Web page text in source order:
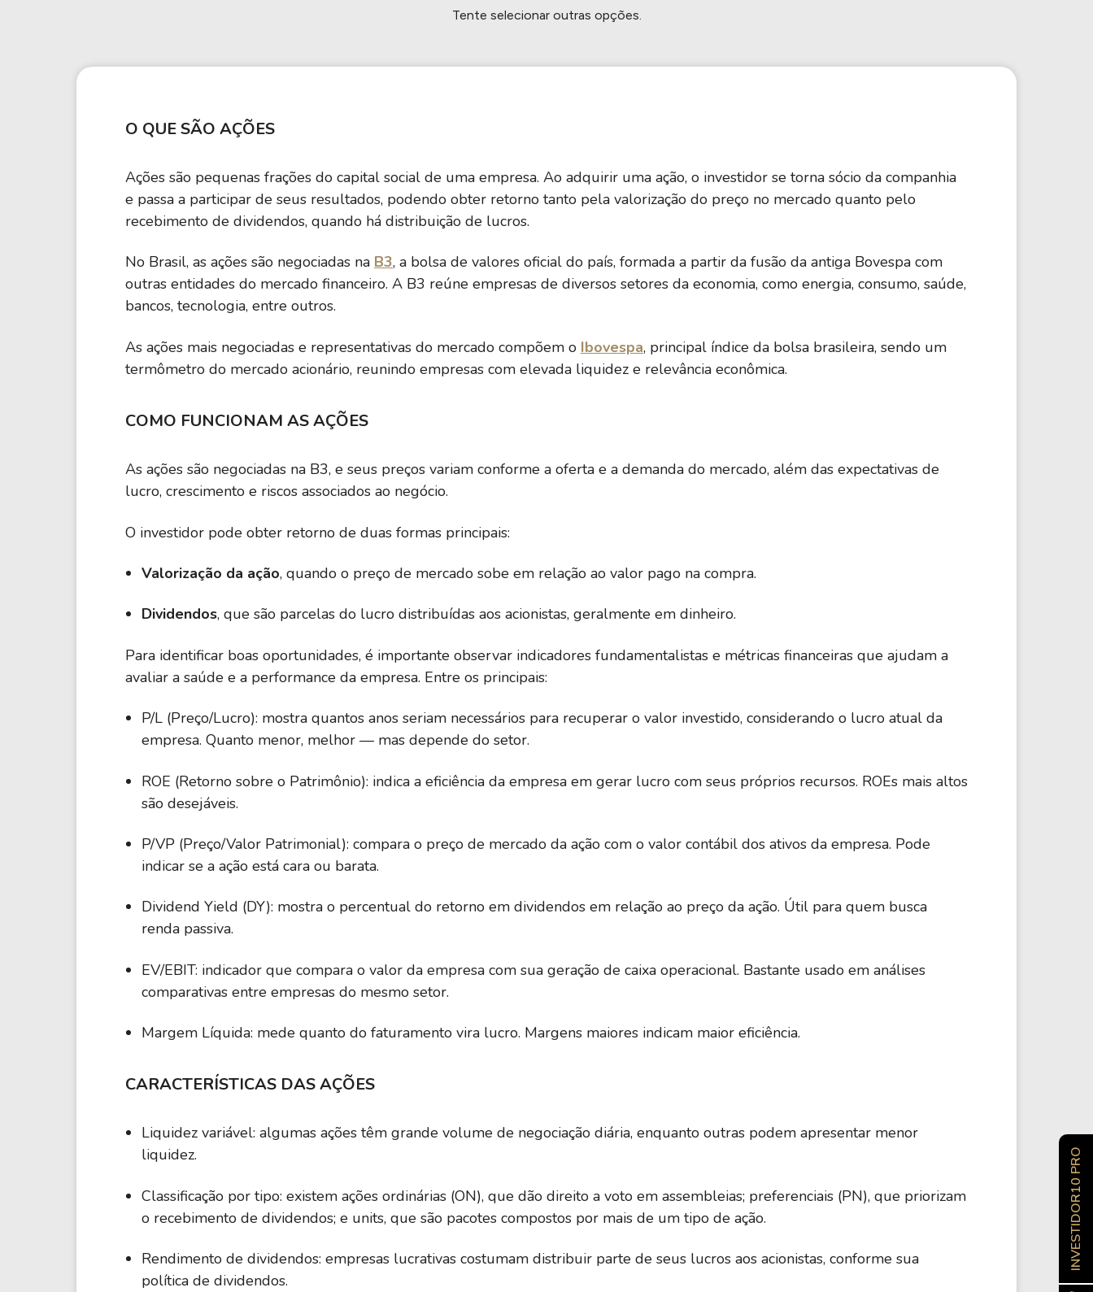
Tente selecionar outras opções.
O QUE SÃO AÇÕES
Ações são pequenas frações do capital social de uma empresa. Ao adquirir uma ação, o investidor se torna sócio da companhia
e passa a participar de seus resultados, podendo obter retorno tanto pela valorização do preço no mercado quanto pelo
recebimento de dividendos, quando há distribuição de lucros.
No Brasil, as ações são negociadas na B3, a bolsa de valores oficial do país, formada a partir da fusão da antiga Bovespa com
outras entidades do mercado financeiro. A B3 reúne empresas de diversos setores da economia, como energia, consumo, saúde,
bancos, tecnologia, entre outros.
As ações mais negociadas e representativas do mercado compõem o Ibovespa, principal índice da bolsa brasileira, sendo um
termômetro do mercado acionário, reunindo empresas com elevada liquidez e relevância econômica.
COMO FUNCIONAM AS AÇÕES
As ações são negociadas na B3, e seus preços variam conforme a oferta e a demanda do mercado, além das expectativas de
lucro, crescimento e riscos associados ao negócio.
O investidor pode obter retorno de duas formas principais:
Valorização da ação, quando o preço de mercado sobe em relação ao valor pago na compra.
Dividendos, que são parcelas do lucro distribuídas aos acionistas, geralmente em dinheiro.
Para identificar boas oportunidades, é importante observar indicadores fundamentalistas e métricas financeiras que ajudam a
avaliar a saúde e a performance da empresa. Entre os principais:
P/L (Preço/Lucro): mostra quantos anos seriam necessários para recuperar o valor investido, considerando o lucro atual da
empresa. Quanto menor, melhor — mas depende do setor.
ROE (Retorno sobre o Patrimônio): indica a eficiência da empresa em gerar lucro com seus próprios recursos. ROEs mais altos
são desejáveis.
P/VP (Preço/Valor Patrimonial): compara o preço de mercado da ação com o valor contábil dos ativos da empresa. Pode
indicar se a ação está cara ou barata.
Dividend Yield (DY): mostra o percentual do retorno em dividendos em relação ao preço da ação. Útil para quem busca
renda passiva.
EV/EBIT: indicador que compara o valor da empresa com sua geração de caixa operacional. Bastante usado em análises
comparativas entre empresas do mesmo setor.
Margem Líquida: mede quanto do faturamento vira lucro. Margens maiores indicam maior eficiência.
CARACTERÍSTICAS DAS AÇÕES
Liquidez variável: algumas ações têm grande volume de negociação diária, enquanto outras podem apresentar menor
liquidez.
Classificação por tipo: existem ações ordinárias (ON), que dão direito a voto em assembleias; preferenciais (PN), que priorizam
o recebimento de dividendos; e units, que são pacotes compostos por mais de um tipo de ação.
Rendimento de dividendos: empresas lucrativas costumam distribuir parte de seus lucros aos acionistas, conforme sua
política de dividendos.
INVESTIDOR10 PRO